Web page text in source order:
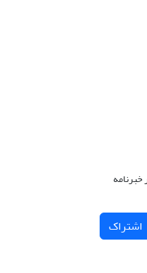
خبرنامه
اشتراک